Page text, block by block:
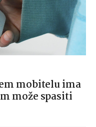
mobitelu ima
može spasiti